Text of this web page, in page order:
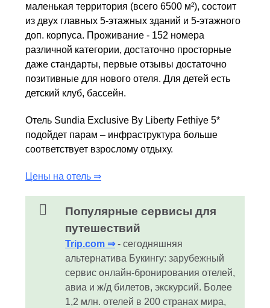
маленькая территория (всего 6500 м²), состоит
из двух главных 5-этажных зданий и 5-этажного
доп. корпуса. Проживание - 152 номера
различной категории, достаточно просторные
даже стандарты, первые отзывы достаточно
позитивные для нового отеля. Для детей есть
детский клуб, бассейн.
Отель Sundia Exclusive By Liberty Fethiye 5*
подойдет парам – инфраструктура больше
соответствует взрослому отдыху.
Цены на отель ⇒
Популярные сервисы для
путешествий
Trip.com ⇒- сегодняшняя
альтернатива Букингу: зарубежный
сервис онлайн-бронирования отелей,
авиа и ж/д билетов, экскурсий. Более
1,2 млн. отелей в 200 странах мира,